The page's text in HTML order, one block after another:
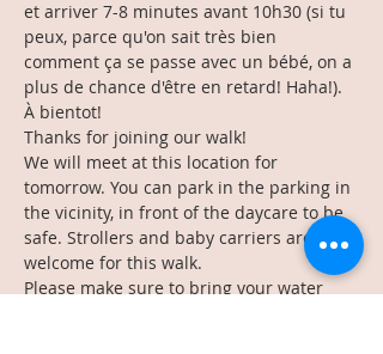
et arriver 7-8 minutes avant 10h30 (si tu
peux, parce qu'on sait très bien
comment ça se passe avec un bébé, on a
plus de chance d'être en retard! Haha!).
À bientot!
Thanks for joining our walk!
We will meet at this location for
tomorrow. You can park in the parking in
the vicinity, in front of the daycare to be
safe. Strollers and baby carriers are all
welcome for this walk.
Please make sure to bring your water